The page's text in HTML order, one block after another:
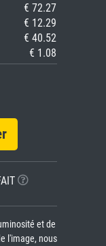
€ 72.27
€ 12.29
€ 40.52
€ 1.08
et de
l'image, nous